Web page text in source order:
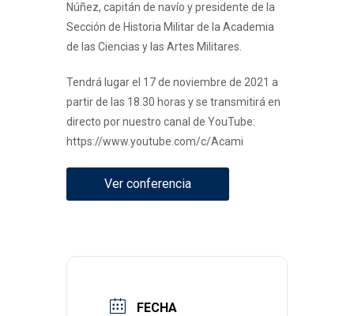
Núñez, capitán de navío y presidente de la
Sección de Historia Militar de la Academia
de las Ciencias y las Artes Militares.
Tendrá lugar el 17 de noviembre de 2021 a
partir de las 18.30 horas y se transmitirá en
directo por nuestro canal de YouTube:
https://www.youtube.com/c/Acami
Ver conferencia
FECHA